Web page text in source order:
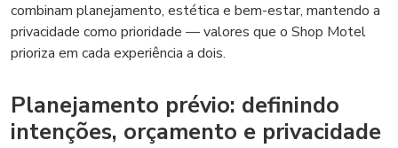
combinam planejamento, estética e bem-estar, mantendo a
privacidade como prioridade — valores que o Shop Motel
prioriza em cada experiência a dois.
Planejamento prévio: definindo
intenções, orçamento e privacidade